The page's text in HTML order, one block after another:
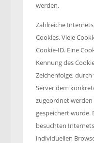
werden.
Zahlreiche
Cookies. Viele
Cookie-ID. Eine
Kennung des
Zeichenfolge,
Server dem
zugeordnet
gespeichert wurde.
besuchten
individuellen